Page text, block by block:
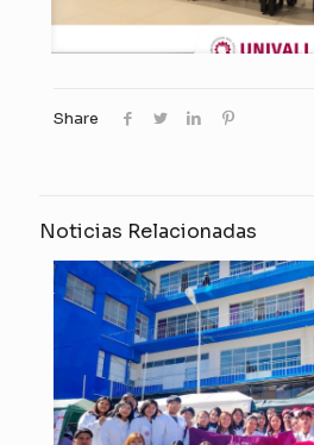
Share
Noticias Relacionadas